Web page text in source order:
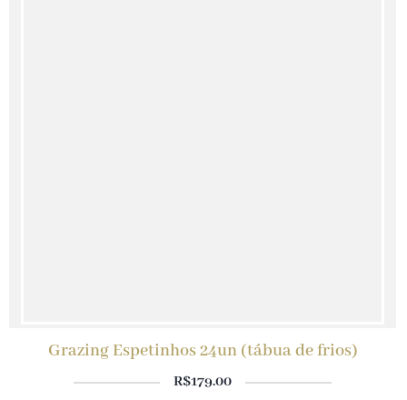
Grazing Espetinhos 24un (tábua de frios)
R$179.00